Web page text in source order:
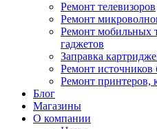
Ремонт телевизоров
Ремонт
Ремонт мобильных
гаджетов
Заправка
Ремонт источников
Ремонт
Блог
Магазины
О компании